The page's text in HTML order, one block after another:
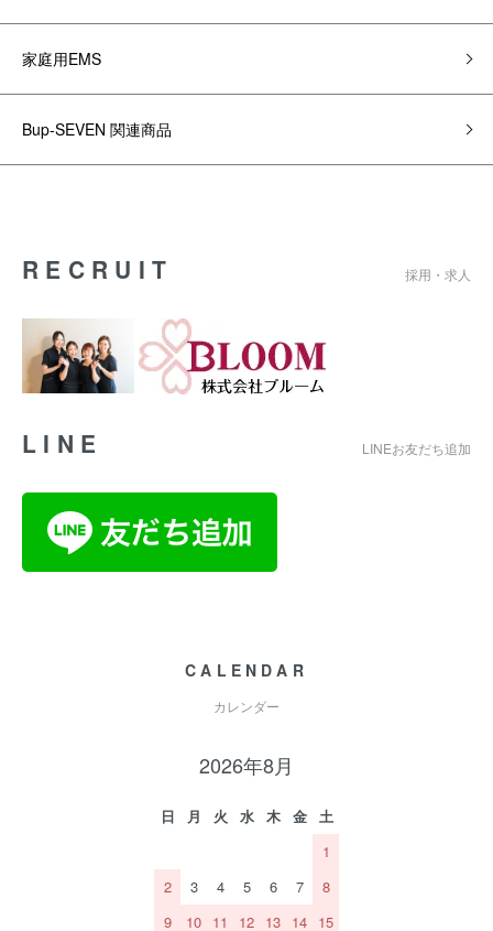
家庭用EMS
Bup-SEVEN 関連商品
RECRUIT 採用・求人
LINE LINEお友だち追加
CALENDAR
カレンダー
2026年8月
日 月 火 水 木 金
土
1
2
3 4 5 6 7
8
9
10 11 12 13 14 15